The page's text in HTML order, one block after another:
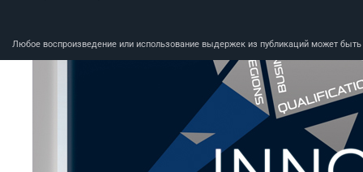
Любое воспроизведение или использование выдержек из публикаций может